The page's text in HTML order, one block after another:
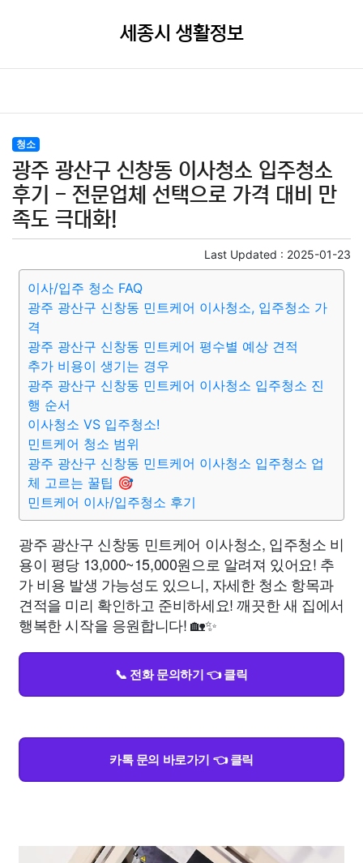
세종시 생활정보
청소
광주 광산구 신창동 이사청소 입주청소
후기 - 전문업체 선택으로 가격 대비 만
족도 극대화!
Last Updated : 2025-01-23
이사/입주 청소 FAQ
광주 광산구 신창동 민트케어 이사청소, 입주청소 가
격
광주 광산구 신창동 민트케어 평수별 예상 견적
추가 비용이 생기는 경우
광주 광산구 신창동 민트케어 이사청소 입주청소 진
행 순서
이사청소 VS 입주청소!
민트케어 청소 범위
광주 광산구 신창동 민트케어 이사청소 입주청소 업
체 고르는 꿀팁 🎯
민트케어 이사/입주청소 후기
광주 광산구 신창동 민트케어 이사청소, 입주청소 비
용이 평당 13,000~15,000원으로 알려져 있어요! 추
가 비용 발생 가능성도 있으니, 자세한 청소 항목과
견적을 미리 확인하고 준비하세요! 깨끗한 새 집에서
행복한 시작을 응원합니다! 🏡✨
📞 전화 문의하기 👈 클릭
카톡 문의 바로가기 👈 클릭